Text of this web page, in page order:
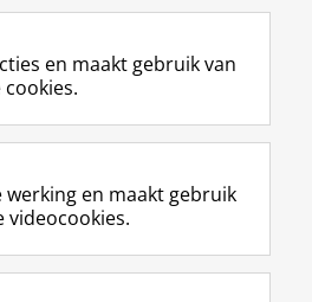
F
a
e
b
o
L
i
k
e
I
R
S
-
f
e
I
n
t
r
Y
o
T
e
en maakt gebruik van
en maakt gebruik
videocookies.